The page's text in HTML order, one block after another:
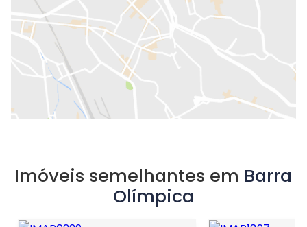
Imóveis semelhantes em Barra
Olímpica